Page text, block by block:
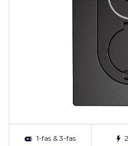
1-fas & 3-fas